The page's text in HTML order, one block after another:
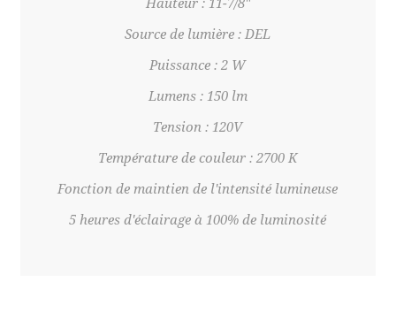
Hauteur : 11-7/8"
Source de lumière : DEL
Puissance : 2 W
Lumens : 150 lm
Tension : 120V
Température de couleur : 2700 K
Fonction de maintien de l'intensité lumineuse
5 heures d'éclairage à 100% de luminosité